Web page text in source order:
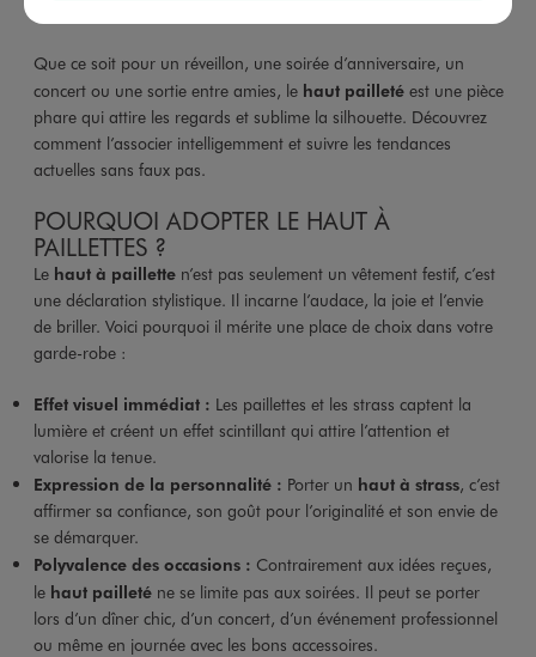
Que ce soit pour un réveillon, une soirée d’anniversaire, un
concert ou une sortie entre amies, le haut pailletéest une pièce
phare qui attire les regards et sublime la silhouette. Découvrez
comment l’associer intelligemment et suivre les tendances
actuelles sans faux pas.
POURQUOI ADOPTER LE HAUT À
PAILLETTES ?
Le haut à pailletten’est pas seulement un vêtement festif, c’est
une déclaration stylistique. Il incarne l’audace, la joie et l’envie
de briller. Voici pourquoi il mérite une place de choix dans votre
garde-robe :
Effet visuel immédiat : Les paillettes et les strass captent la
lumière et créent un effet scintillant qui attire l’attention et
valorise la tenue.
Expression de la personnalité : Porter un haut à strass, c’est
affirmer sa confiance, son goût pour l’originalité et son envie de
se démarquer.
Polyvalence des occasions : Contrairement aux idées reçues,
le haut pailleténe se limite pas aux soirées. Il peut se porter
lors d’un dîner chic, d’un concert, d’un événement professionnel
ou même en journée avec les bons accessoires.